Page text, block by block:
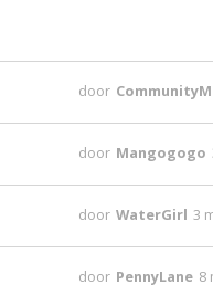
door
door Mangogogo
door WaterGirl 3
door PennyLane 8